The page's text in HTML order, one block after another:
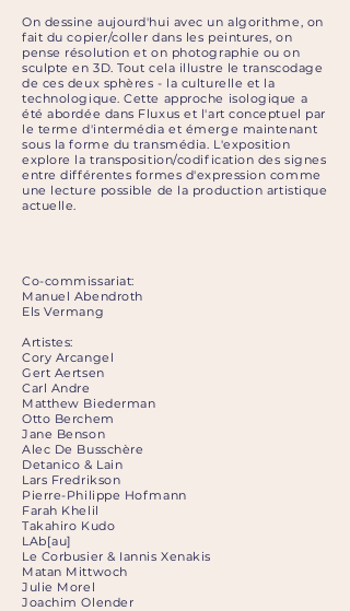
​On dessine aujourd'hui avec un algorithme, on
fait du copier/coller dans les peintures, on
pense résolution et on photographie ou on
sculpte en 3D. Tout cela illustre le transcodage
de ces deux sphères - la culturelle et la
technologique. Cette approche isologique a
été abordée dans Fluxus et l'art conceptuel par
le terme d'intermédia et émerge maintenant
sous la forme du transmédia. L'exposition
explore la transposition/codification des signes
entre différentes formes d'expression comme
une lecture possible de la production artistique
actuelle.
Co-commissariat:
Manuel Abendroth
Els Vermang
Artistes:
Cory Arcangel
Gert Aertsen
Carl Andre
Matthew Biederman
Otto Berchem
Jane Benson
Alec De Busschère
Detanico & Lain
Lars Fredrikson
Pierre-Philippe Hofmann
Farah Khelil
Takahiro Kudo
LAb[au]
Le Corbusier & Iannis Xenakis
Matan Mittwoch
Julie Morel
Joachim Olender